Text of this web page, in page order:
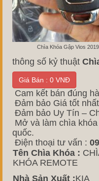
Chìa Khóa Gập Vios 2019
thông số kỷ thuật
Giá Bán : 0 VNĐ
Cam kết bán đúng
Đảm bảo Giá tốt
Đảm bảo Uy Tín –
Mở và làm chìa
quốc.
Điện thoại tư vấn :
Tên Chìa Khóa :
KHÓA REMOTE
Nhà Sản Xuất :KIA